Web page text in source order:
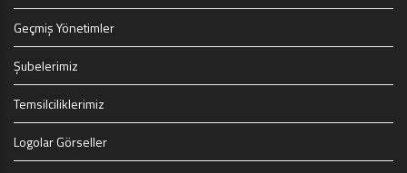
Geçmiş Yönetimler
Şubelerimiz
Temsilciliklerimiz
Logolar Görseller